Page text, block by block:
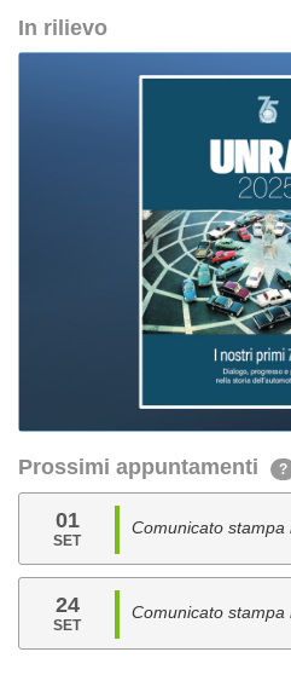
In rilievo
Prossimi appuntamenti ?
01
SET
Comunicato
24
SET
Comunicato stampa